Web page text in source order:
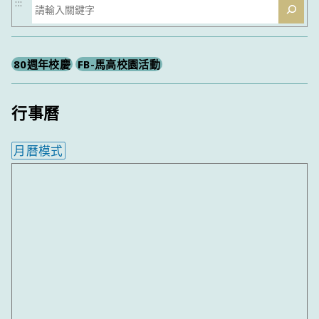
尋
:::
80週年校慶 FB-馬高校園活動
行事曆
月曆模式